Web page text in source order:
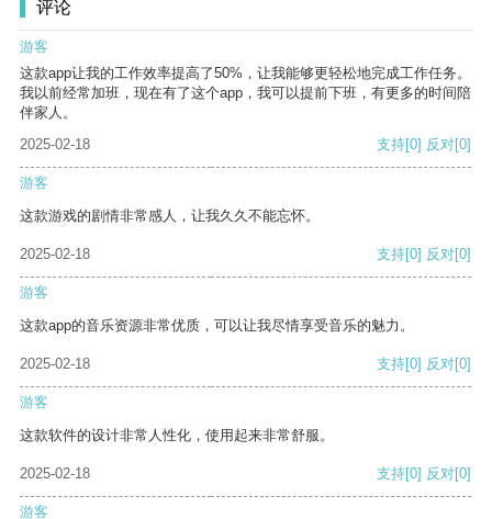
评论
游客
这款app让我的工作效率提高了50%，让我能够更轻松地完成工作任务。
我以前经常加班，现在有了这个app，我可以提前下班，有更多的时间陪
伴家人。
2025-02-18
支持[0] 反对[0]
游客
这款游戏的剧情非常感人，让我久久不能忘怀。
2025-02-18 支持[0] 反对[0]
游客
这款app的音乐资源非常优质，可以让我尽情享受音乐的魅力。
2025-02-18 支持[0] 反对[0]
游客
这款软件的设计非常人性化，使用起来非常舒服。
2025-02-18 支持[0] 反对[0]
游客